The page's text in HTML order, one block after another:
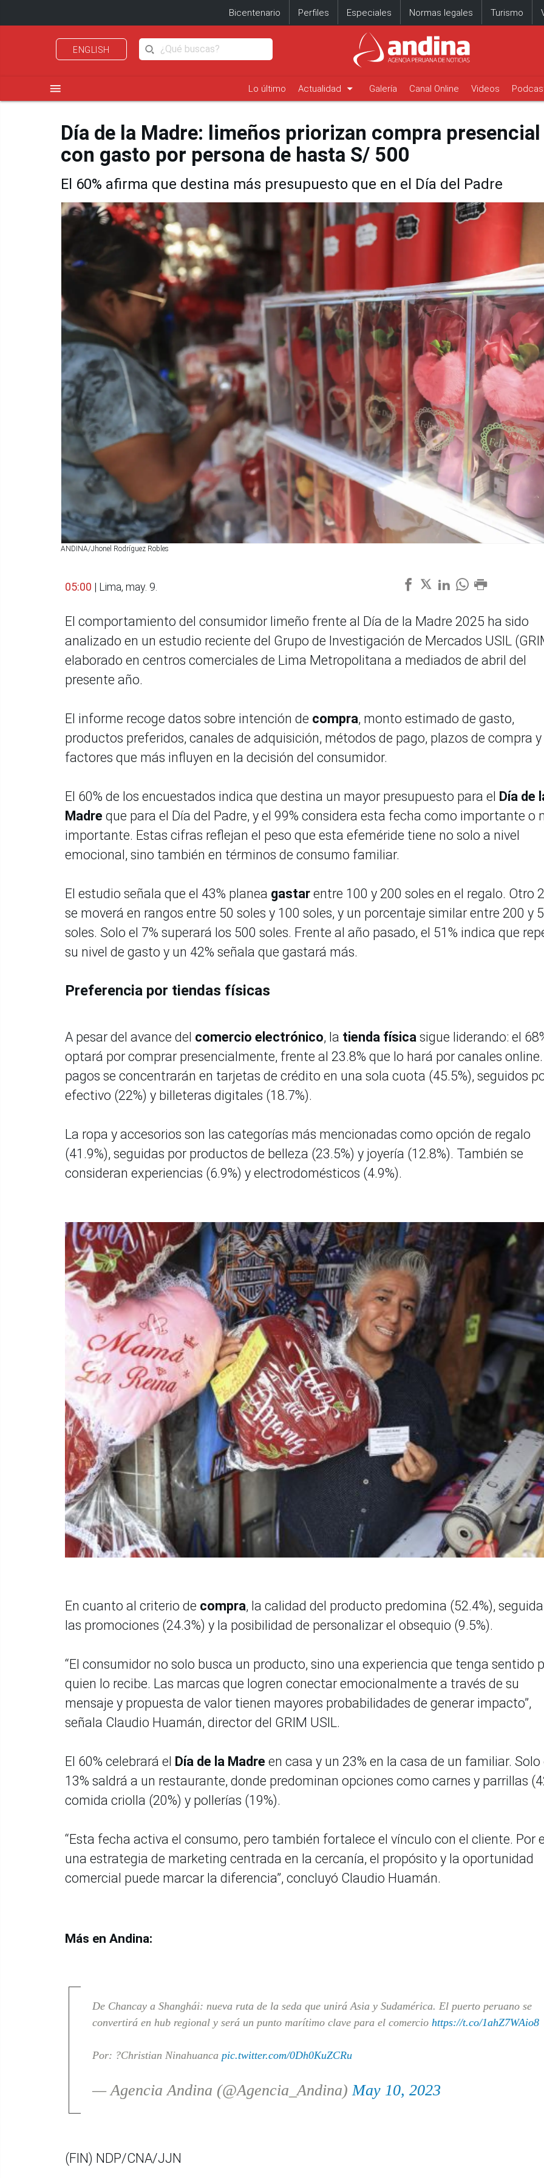
Bicentenario Perfiles Especiales Normas legales Turismo
ENGLISH
menu Lo último Actualidad arrow_drop_down Galería Canal Online Videos
Día de la Madre: limeños priorizan compra presencial
con gasto por persona de hasta S/ 500
El 60% afirma que destina más presupuesto que en el Día del Padre
ANDINA/Jhonel Rodríguez Robles
05:00 | Lima, may. 9.
El comportamiento del consumidor limeño frente al Día de la Madre 2025 ha sido
analizado en un estudio reciente del Grupo de Investigación de Mercados USIL
elaborado en centros comerciales de Lima Metropolitana a mediados de abril del
presente año.
El informe recoge datos sobre intención de compra, monto estimado de gasto,
productos preferidos, canales de adquisición, métodos de pago, plazos de compra
factores que más influyen en la decisión del consumidor.
El 60% de los encuestados indica que destina un mayor presupuesto para el Día de
Madre que para el Día del Padre, y el 99% considera esta fecha como importante o
importante. Estas cifras reflejan el peso que esta efeméride tiene no solo a nivel
emocional, sino también en términos de consumo familiar.
El estudio señala que el 43% planea gastar entre 100 y 200 soles en el regalo. Otro
se moverá en rangos entre 50 soles y 100 soles, y un porcentaje similar entre 200 y
soles. Solo el 7% superará los 500 soles. Frente al año pasado, el 51% indica que
su nivel de gasto y un 42% señala que gastará más.
Preferencia por tiendas físicas
A pesar del avance del comercio electrónico, la tienda física sigue liderando: el
optará por comprar presencialmente, frente al 23.8% que lo hará por canales
pagos se concentrarán en tarjetas de crédito en una sola cuota (45.5%), seguidos
efectivo (22%) y billeteras digitales (18.7%).
La ropa y accesorios son las categorías más mencionadas como opción de regalo
(41.9%), seguidas por productos de belleza (23.5%) y joyería (12.8%). También se
consideran experiencias (6.9%) y electrodomésticos (4.9%).
En cuanto al criterio de compra, la calidad del producto predomina (52.4%),
las promociones (24.3%) y la posibilidad de personalizar el obsequio (9.5%).
“El consumidor no solo busca un producto, sino una experiencia que tenga sentido
quien lo recibe. Las marcas que logren conectar emocionalmente a través de su
mensaje y propuesta de valor tienen mayores probabilidades de generar impacto”,
señala Claudio Huamán, director del GRIM USIL.
El 60% celebrará el Día de la Madre en casa y un 23% en la casa de un familiar. Solo
13% saldrá a un restaurante, donde predominan opciones como carnes y parrillas
comida criolla (20%) y pollerías (19%).
“Esta fecha activa el consumo, pero también fortalece el vínculo con el cliente. Por
una estrategia de marketing centrada en la cercanía, el propósito y la oportunidad
comercial puede marcar la diferencia”, concluyó Claudio Huamán.
Más en Andina:
De Chancay a Shanghái: nueva ruta de la seda que unirá Asia y Sudamérica. El puerto peruano se
convertirá en hub regional y será un punto marítimo clave para el comercio https://t.co/1ahZ7WAio8
Por: ?Christian Ninahuanca pic.twitter.com/0Dh0KuZCRu
— Agencia Andina (@Agencia_Andina)May 10, 2023
(FIN) NDP/CNA/JJN